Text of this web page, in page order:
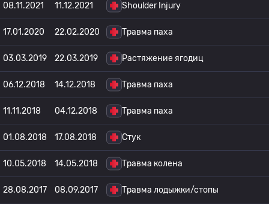
08.11.2021 11.12.2021 Shoulder Injury
17.01.2020 22.02.2020 Травма паха
03.03.2019 22.03.2019 Растяжение ягодиц
06.12.2018 14.12.2018 Травма паха
11.11.2018 04.12.2018 Травма паха
01.08.2018 17.08.2018 Стук
10.05.2018 14.05.2018 Травма колена
28.08.2017 08.09.2017 Травма лодыжки/стопы